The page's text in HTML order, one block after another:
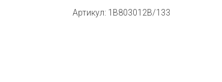
Артикул: 1B803012B/133